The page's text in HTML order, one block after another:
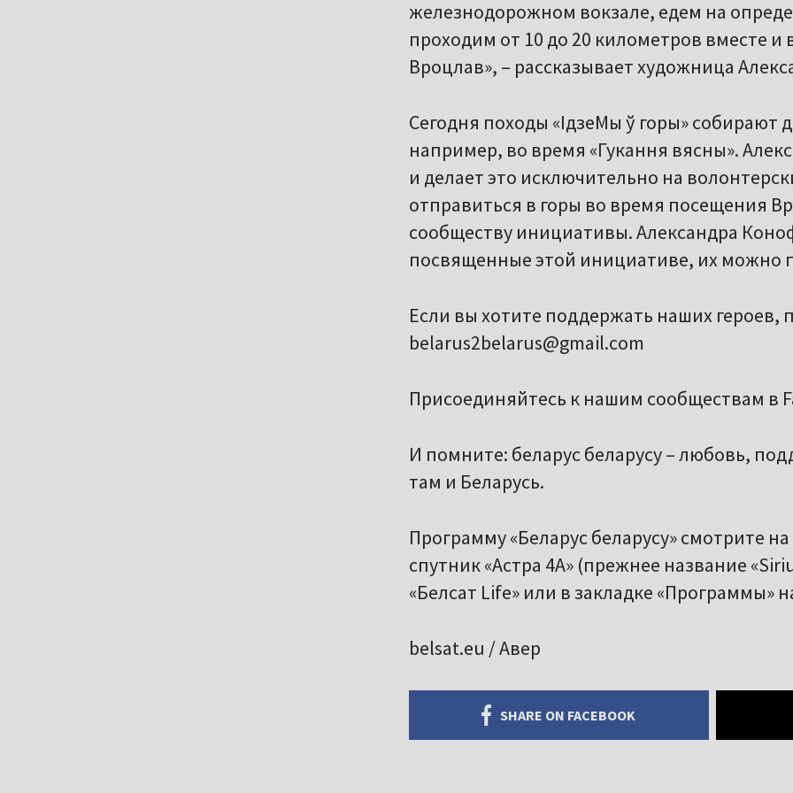
железнодорожном вокзале, едем на
проходим от 10 до 20 километров вместе
Вроцлав», – рассказывает художница
Сегодня походы «ІдзеМы ў горы» собирают
например, во время «Гукання вясны».
и делает это исключительно на
отправиться в горы во время посещения
сообществу инициативы. Александра
посвященные этой инициативе, их можно
Если вы хотите поддержать наших героев,
belarus2belarus@gmail.com
Присоединяйтесь к нашим сообществам в
И помните: беларус беларусу – любовь,
там и Беларусь.
Программу «Беларус беларусу» смотрите
спутник «Астра 4A» (прежнее название
«Белсат Life» или в закладке «Программы»
belsat.eu / Авер
SHARE ON FACEBOOK